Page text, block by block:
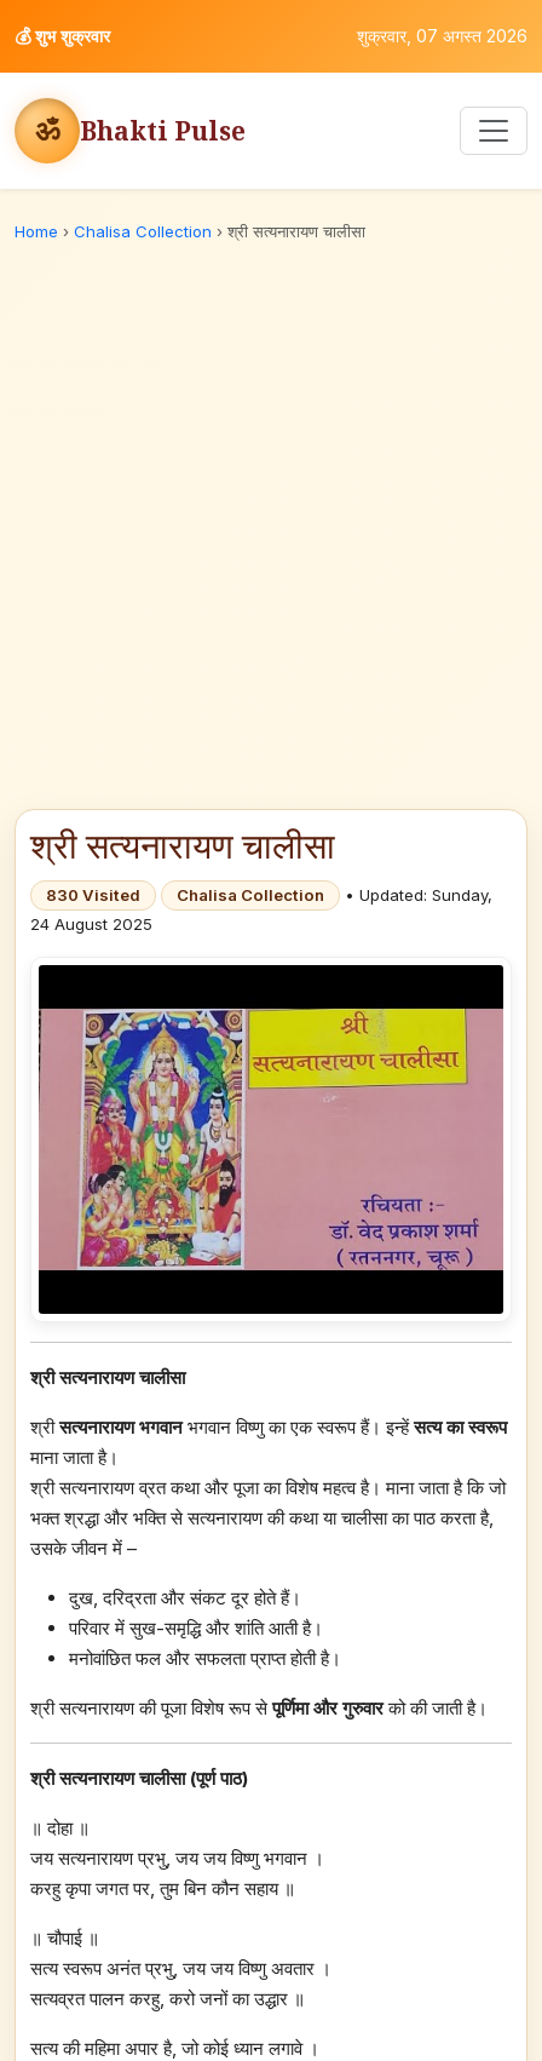
💰शुभ शुक्रवार शुक्रवार, 07 अगस्त 2026
ॐ Bhakti Pulse
Home › Chalisa Collection › श्री सत्यनारायण चालीसा
श्री सत्यनारायण चालीसा
830 Visited Chalisa Collection
• Updated: Sunday,
24 August 2025
श्री सत्यनारायण चालीसा
श्रीसत्यनारायण भगवानभगवान विष्णु का एक स्वरूप हैं। इन्हेंसत्य का स्वरूप
माना जाता है।
श्री सत्यनारायण व्रत कथा और पूजा का विशेष महत्व है। माना जाता है कि जो
भक्त श्रद्धा और भक्ति से सत्यनारायण की कथा या चालीसा का पाठ करता है,
उसके जीवन में –
दुख, दरिद्रता और संकट दूर होते हैं।
परिवार में सुख-समृद्धि और शांति आती है।
मनोवांछित फल और सफलता प्राप्त होती है।
श्री सत्यनारायण की पूजा विशेष रूप सेपूर्णिमा और गुरुवारको की जाती है।
श्री सत्यनारायण चालीसा (पूर्ण पाठ)
॥ दोहा ॥
जय सत्यनारायण प्रभु, जय जय विष्णु भगवान ।
करहु कृपा जगत पर, तुम बिन कौन सहाय ॥
॥ चौपाई ॥
सत्य स्वरूप अनंत प्रभु, जय जय विष्णु अवतार ।
सत्यव्रत पालन करहु, करो जनों का उद्धार ॥
सत्य की महिमा अपार है, जो कोई ध्यान लगावे ।